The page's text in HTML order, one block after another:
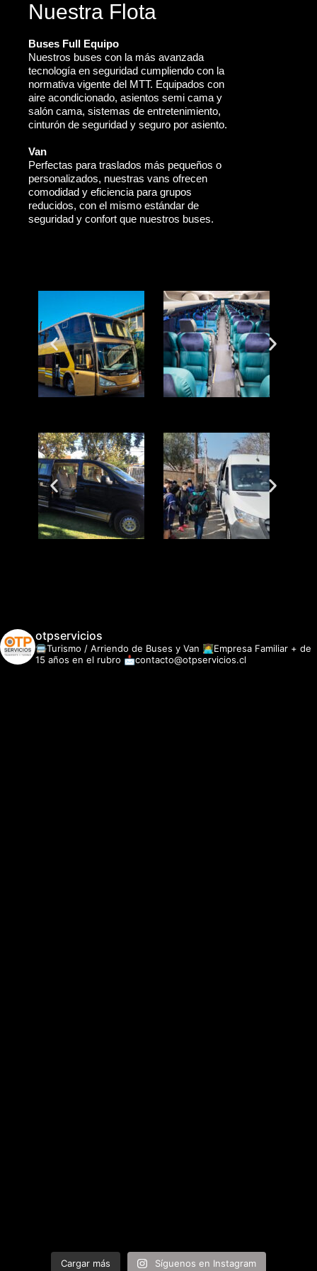
Nuestra Flota
Buses Full Equipo
Nuestros buses con la más avanzada
tecnología en seguridad cumpliendo con la
normativa vigente del MTT. Equipados con
aire acondicionado, asientos semi cama y
salón cama, sistemas de entretenimiento,
cinturón de seguridad y seguro por asiento.
Van
Perfectas para traslados más pequeños o
personalizados, nuestras vans ofrecen
comodidad y eficiencia para grupos
reducidos, con el mismo estándar de
seguridad y confort que nuestros buses.
otpservicios
🚍Turismo / Arriendo de Buses y Van 👩‍💻Empresa Familiar + de
15 años en el rubro 📩contacto@otpservicios.cl
Cargar más Síguenos en Instagram